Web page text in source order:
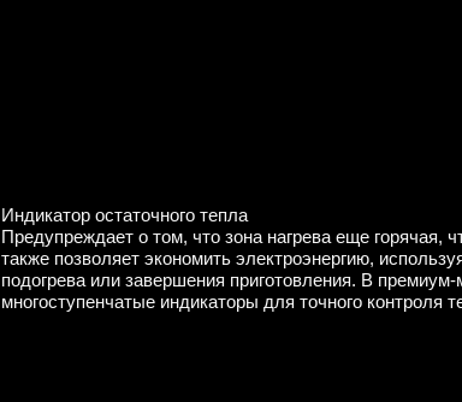
Индикатор остаточного тепла
Предупреждает о том, что зона нагрева еще горячая,
также позволяет экономить электроэнергию,
подогрева или завершения приготовления. В
многоступенчатые индикаторы для точного контроля